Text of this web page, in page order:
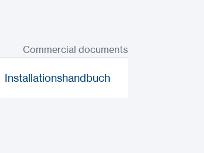
Commercial documents
Installationshandbuch